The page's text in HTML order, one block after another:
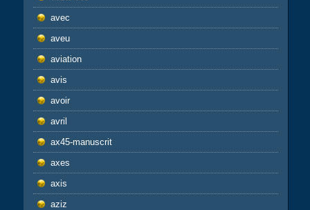
avec
aveu
aviation
avis
avoir
avril
ax45-manuscrit
axes
axis
aziz